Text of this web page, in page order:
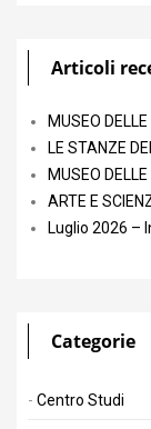
Articoli
MUSEO
LE STANZE
MUSEO
ARTE E
Luglio 2026 –
Categorie
Centro Studi